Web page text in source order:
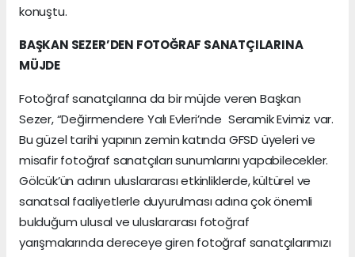
konuştu.
BAŞKAN SEZER’DEN FOTOĞRAF SANATÇILARINA
MÜJDE
Fotoğraf sanatçılarına da bir müjde veren Başkan
Sezer, “Değirmendere Yalı Evleri’nde Seramik Evimiz var.
Bu güzel tarihi yapının zemin katında GFSD üyeleri ve
misafir fotoğraf sanatçıları sunumlarını yapabilecekler.
Gölcük’ün adının uluslararası etkinliklerde, kültürel ve
sanatsal faaliyetlerle duyurulması adına çok önemli
bulduğum ulusal ve uluslararası fotoğraf
yarışmalarında dereceye giren fotoğraf sanatçılarımızı